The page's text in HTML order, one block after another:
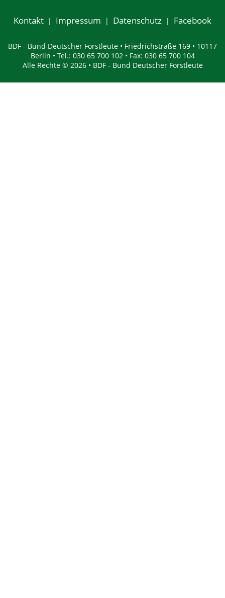
Kontakt Impressum Datenschutz Facebook
BDF - Bund Deutscher Forstleute • Friedrichstraße 169 • 10117
Berlin • Tel.: 030 65 700 102 • Fax: 030 65 700 104
Alle Rechte © 2026 • BDF - Bund Deutscher Forstleute